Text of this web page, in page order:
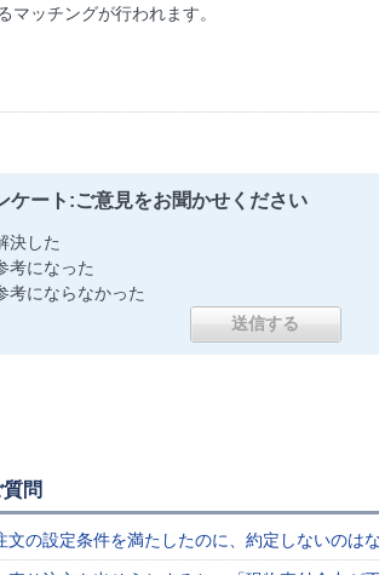
マッチングが行われます。
ケート:ご意見をお聞かせください
決した
考になった
考にならなかった
問
文の設定条件を満たしたのに、約定しないのは